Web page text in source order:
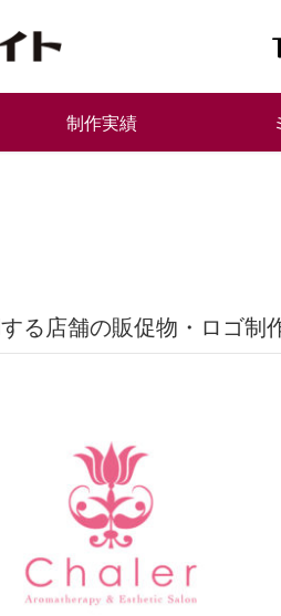
制作実績
する店舗の販促物・ロゴ